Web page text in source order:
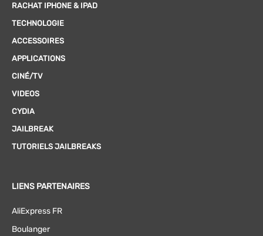
RACHAT IPHONE & IPAD
TECHNOLOGIE
ACCESSOIRES
APPLICATIONS
CINÉ/TV
VIDEOS
CYDIA
JAILBREAK
TUTORIELS JAILBREAKS
LIENS PARTENAIRES
AliExpress FR
Boulanger